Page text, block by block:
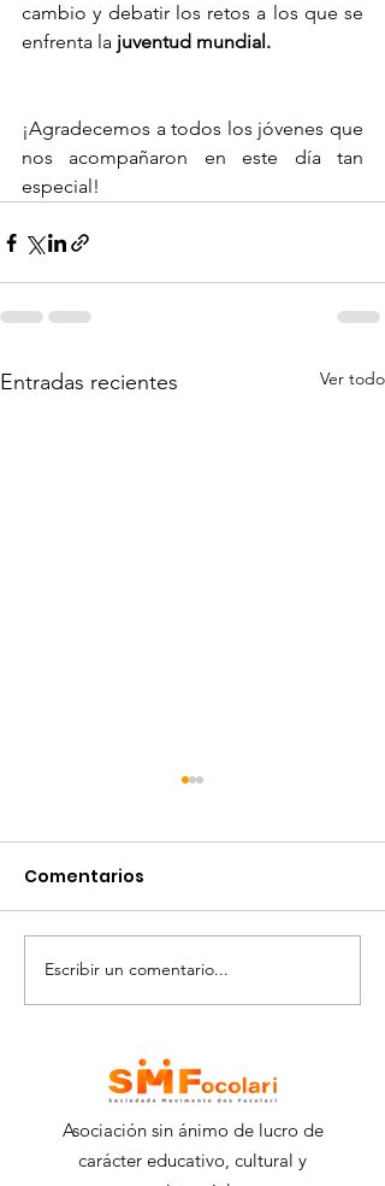
cambio y debatir los retos a los que se
enfrenta la juventud mundial.
¡Agradecemos a todos los jóvenes que
nos acompañaron en este día tan
especial!
Entradas recientes Ver todo
Generación futura
2021: cultivar los
Comentarios
Escribir un comentario...
Asociación sin ánimo de lucro de
carácter educativo, cultural y